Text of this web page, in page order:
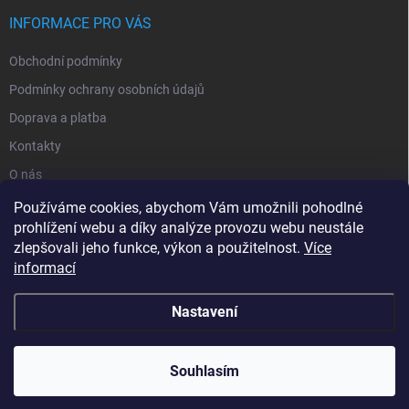
Používáme cookies, abychom Vám umožnili pohodlné
prohlížení webu a díky analýze provozu webu neustále
zlepšovali jeho funkce, výkon a použitelnost. Více
informací
Nastavení
Souhlasím
INFORMACE PRO VÁS
Obchodní podmínky
Podmínky ochrany osobních údajů
Doprava a platba
Kontakty
O nás
Reklamace
zavlahy-jerabek.cz . Všechna práva vyhrazena.